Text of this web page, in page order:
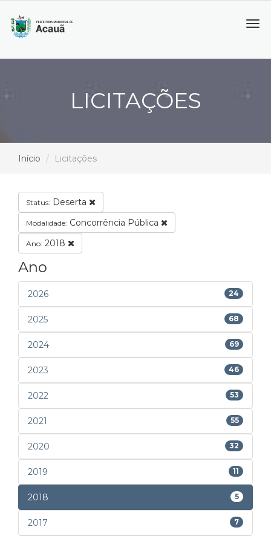
LICITAÇÕES
Início Licitações
Status: Deserta
Modalidade: Concorrência Pública
Ano: 2018
Ano
2026 24
2025 68
2024 69
2023 46
2022 53
2021 55
2020 32
2019 11
2018 5
2017 7